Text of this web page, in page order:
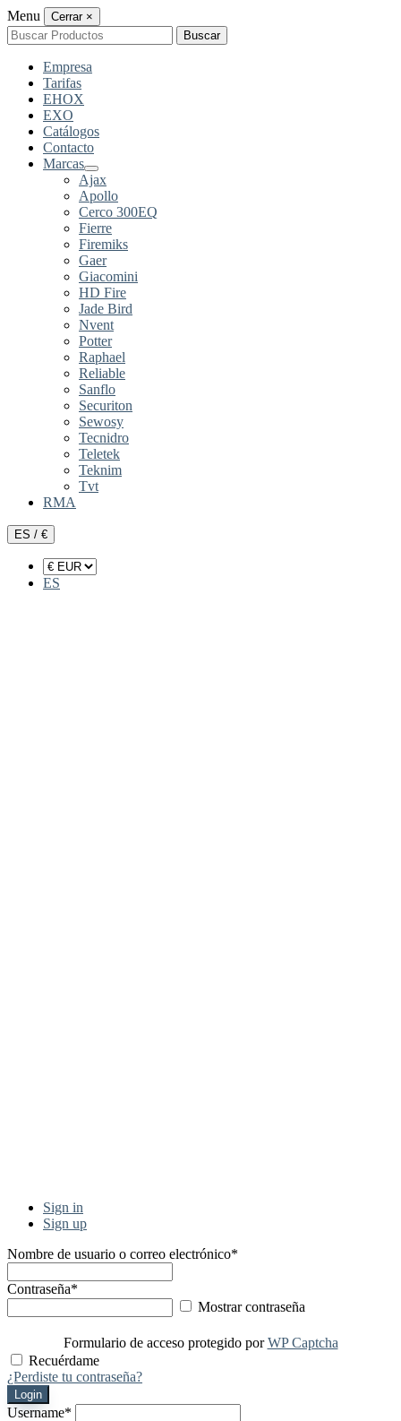
Menu Cerrar ×
Buscar
por:
Buscar
Empresa
Tarifas
EHOX
EXO
Catálogos
Contacto
Marcas
Ajax
Apollo
Cerco 300EQ
Fierre
Firemiks
Gaer
Giacomini
HD Fire
Jade Bird
Nvent
Potter
Raphael
Reliable
Sanflo
Securiton
Sewosy
Tecnidro
Teletek
Teknim
Tvt
RMA
ES / €
ES
Sign in
Sign up
Nombre de usuario o correo electrónico*
Contraseña*
Mostrar contraseña
Formulario de acceso protegido porWP Captcha
Recuérdame
¿Perdiste tu contraseña?
Login
Username*